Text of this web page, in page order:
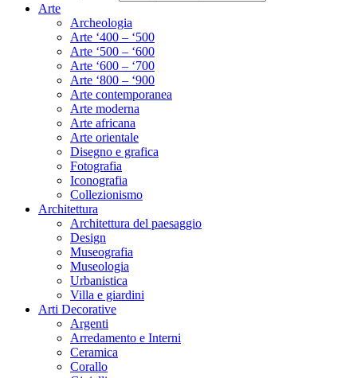
Arte
Archeologia
Arte ‘400 – ‘500
Arte ‘500 – ‘600
Arte ‘600 – ‘700
Arte ‘800 – ‘900
Arte contemporanea
Arte moderna
Arte africana
Arte orientale
Disegno e grafica
Fotografia
Iconografia
Collezionismo
Architettura
Architettura del paesaggio
Design
Museografia
Museologia
Urbanistica
Villa e giardini
Arti Decorative
Argenti
Arredamento e Interni
Ceramica
Corallo